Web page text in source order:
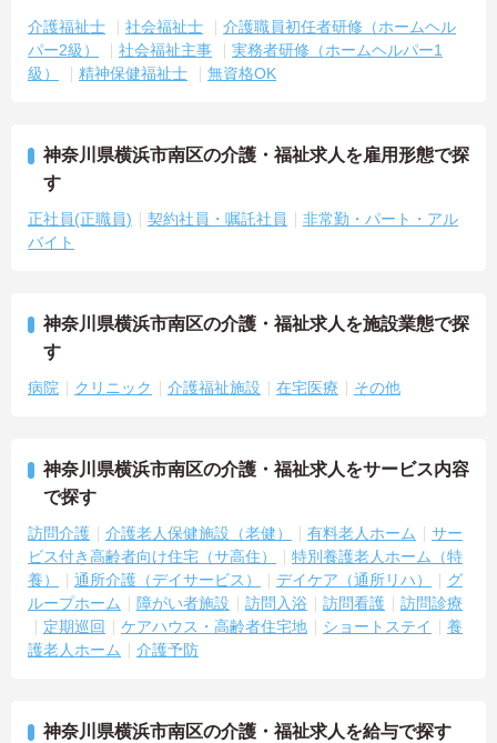
介護福祉士 社会福祉士
介護職員初任者研修（ホームヘル
パー2級）
社会福祉主事
実務者研修（ホームヘルパー1
級）
精神保健福祉士 無資格OK
神奈川県横浜市南区の介護・福祉求人を雇用形態で探
す
正社員(正職員) 契約社員・嘱託社員
非常勤・パート・アル
バイト
神奈川県横浜市南区の介護・福祉求人を施設業態で探
す
病院 クリニック 介護福祉施設 在宅医療 その他
神奈川県横浜市南区の介護・福祉求人をサービス内容
で探す
訪問介護 介護老人保健施設（老健） 有料老人ホーム
サー
ビス付き高齢者向け住宅（サ高住）
特別養護老人ホーム（特
養）
通所介護（デイサービス） デイケア（通所リハ）
グ
ループホーム
障がい者施設 訪問入浴 訪問看護
訪問診療
定期巡回
ケアハウス・高齢者住宅地 ショートステイ
養
護老人ホーム
介護予防
神奈川県横浜市南区の介護・福祉求人を給与で探す